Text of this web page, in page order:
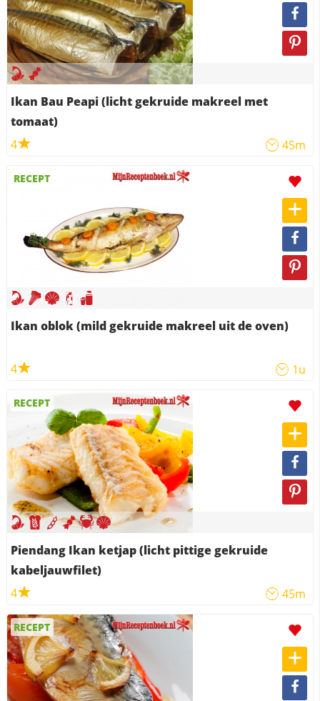
Ikan Bau Peapi (licht gekruide makreel met
tomaat)
4
45m
RECEPT
Ikan oblok (mild gekruide makreel uit de oven)
4 1u
RECEPT
Piendang Ikan ketjap (licht pittige gekruide
kabeljauwfilet)
4
45m
RECEPT